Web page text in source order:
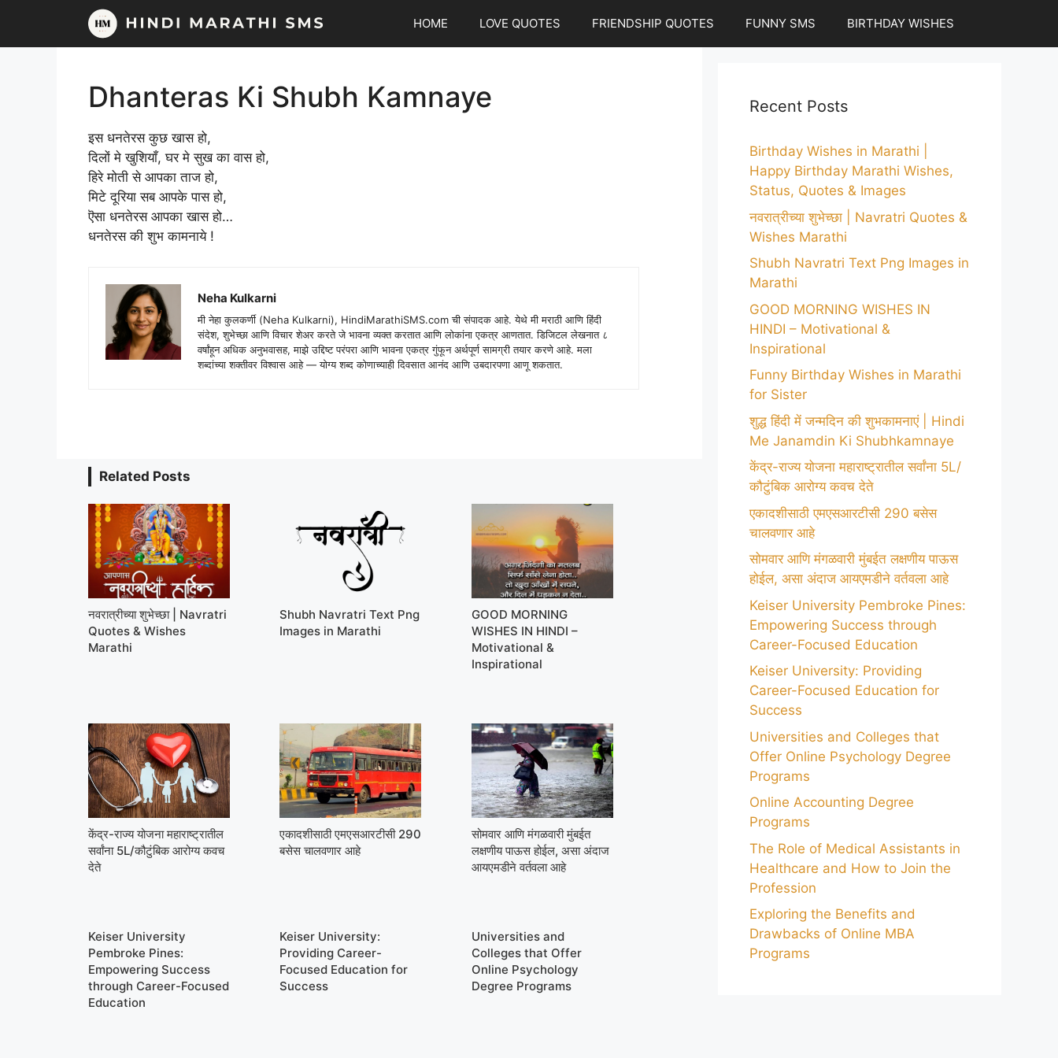
content
HOME LOVE QUOTES FRIENDSHIP QUOTES FUNNY SMS BIRTHDAY WISHES
Dhanteras Ki Shubh Kamnaye
इस धनतेरस कुछ खास हो,
दिलों मे खुशियाँ, घर मे सुख का वास हो,
हिरे मोती से आपका ताज हो,
मिटे दूरिया सब आपके पास हो,
ऎसा धनतेरस आपका खास हो…
धनतेरस की शुभ कामनाये !
Neha Kulkarni
मी नेहा कुलकर्णी (Neha Kulkarni), HindiMarathiSMS.com ची संपादक आहे. येथे मी मराठी आणि हिंदी
संदेश, शुभेच्छा आणि विचार शेअर करते जे भावना व्यक्त करतात आणि लोकांना एकत्र आणतात. डिजिटल लेखनात ८
वर्षांहून अधिक अनुभवासह, माझे उद्दिष्ट परंपरा आणि भावना एकत्र गुंफून अर्थपूर्ण सामग्री तयार करणे आहे. मला
शब्दांच्या शक्तीवर विश्वास आहे — योग्य शब्द कोणाच्याही दिवसात आनंद आणि उबदारपणा आणू शकतात.
Related Posts
नवरात्रीच्या शुभेच्छा | Navratri
Quotes & Wishes
Marathi
Shubh Navratri Text Png
Images in Marathi
GOOD MORNING
WISHES IN HINDI –
Motivational &
Inspirational
केंद्र-राज्य योजना महाराष्ट्रातील
सर्वांना 5L/कौटुंबिक आरोग्य कवच
देते
एकादशीसाठी एमएसआरटीसी 290
बसेस चालवणार आहे
सोमवार आणि मंगळवारी मुंबईत
लक्षणीय पाऊस होईल, असा अंदाज
आयएमडीने वर्तवला आहे
Keiser University
Pembroke Pines:
Empowering Success
through Career-Focused
Education
Keiser University:
Providing Career-
Focused Education for
Success
Universities and
Colleges that Offer
Online Psychology
Degree Programs
Recent Posts
Birthday Wishes in Marathi |
Happy Birthday Marathi Wishes,
Status, Quotes & Images
नवरात्रीच्या शुभेच्छा | Navratri Quotes &
Wishes Marathi
Shubh Navratri Text Png Images in
Marathi
GOOD MORNING WISHES IN
HINDI – Motivational &
Inspirational
Funny Birthday Wishes in Marathi
for Sister
शुद्ध हिंदी में जन्मदिन की शुभकामनाएं | Hindi
Me Janamdin Ki Shubhkamnaye
केंद्र-राज्य योजना महाराष्ट्रातील सर्वांना 5L/
कौटुंबिक आरोग्य कवच देते
एकादशीसाठी एमएसआरटीसी 290 बसेस
चालवणार आहे
सोमवार आणि मंगळवारी मुंबईत लक्षणीय पाऊस
होईल, असा अंदाज आयएमडीने वर्तवला आहे
Keiser University Pembroke Pines:
Empowering Success through
Career-Focused Education
Keiser University: Providing
Career-Focused Education for
Success
Universities and Colleges that
Offer Online Psychology Degree
Programs
Online Accounting Degree
Programs
The Role of Medical Assistants in
Healthcare and How to Join the
Profession
Exploring the Benefits and
Drawbacks of Online MBA
Programs